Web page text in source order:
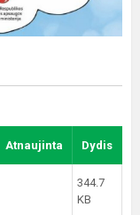
Atnaujinta Dydis
344.7
KB